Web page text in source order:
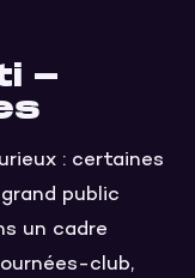
-
: certaines
public
un cadre
club,